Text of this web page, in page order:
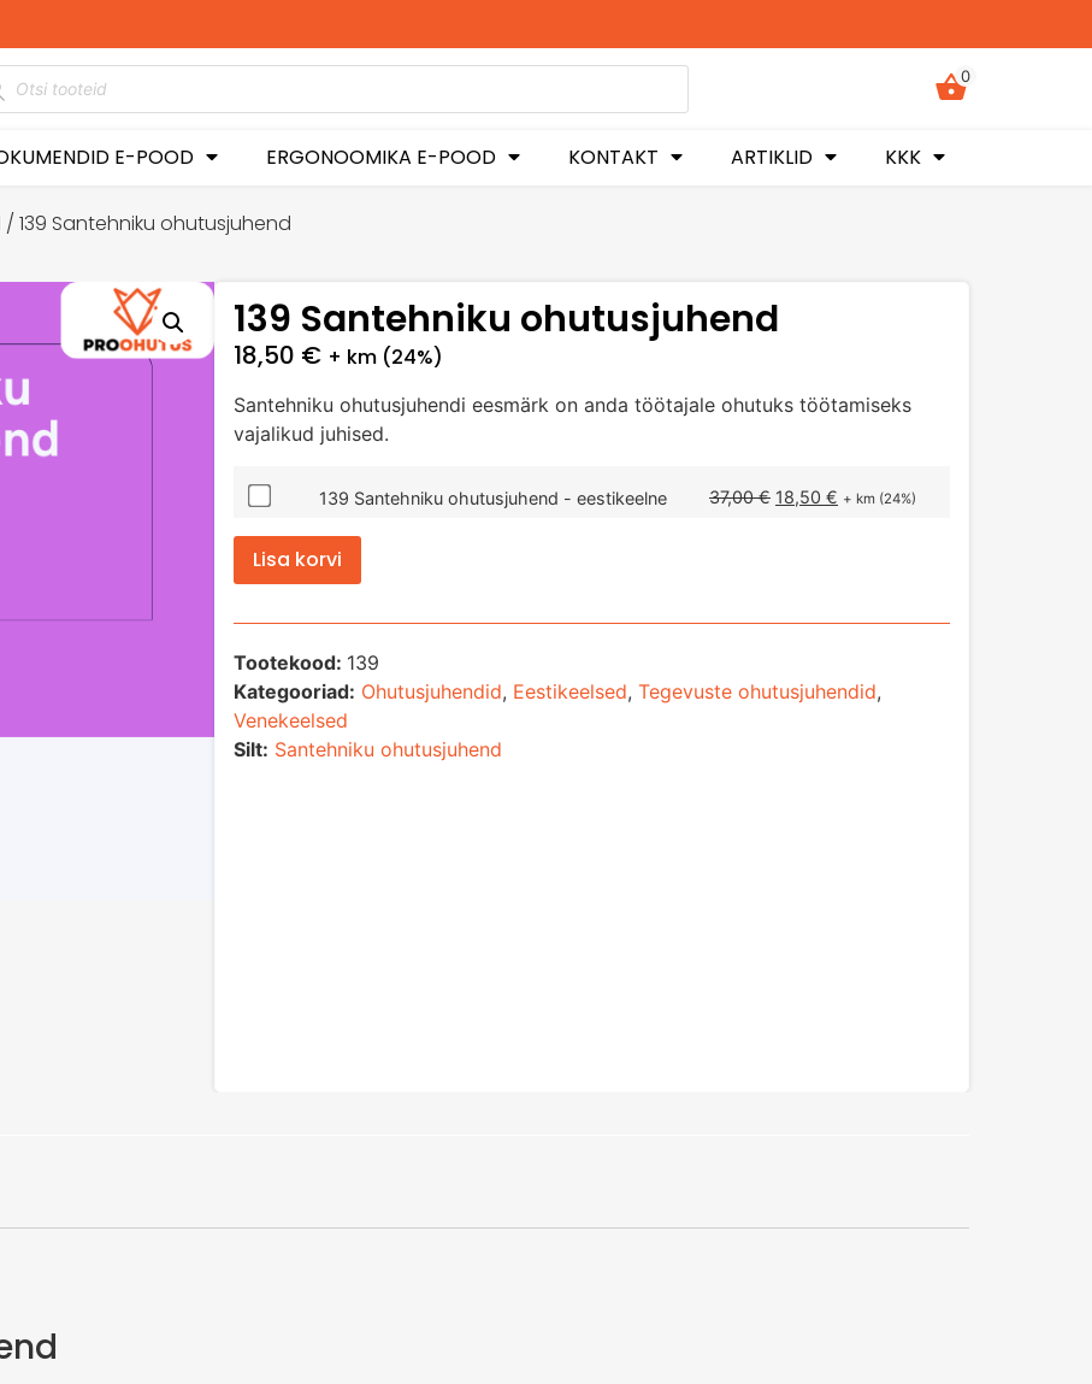
0
E-POOD ERGONOOMIKA E-POOD KONTAKT ARTIKLID KKK
/ 139 Santehniku ohutusjuhend
139 Santehniku ohutusjuhend
18,50 € + km (24%)
Santehniku ohutusjuhendi eesmärk on anda töötajale ohutuks töötamiseks
vajalikud juhised.
139 Santehniku ohutusjuhend - eestikeelne 37,00€ 18,50 € + km (24%)
Lisa korvi
Tootekood: 139
Kategooriad: Ohutusjuhendid, Eestikeelsed, Tegevuste ohutusjuhendid,
Venekeelsed
Silt: Santehniku ohutusjuhend